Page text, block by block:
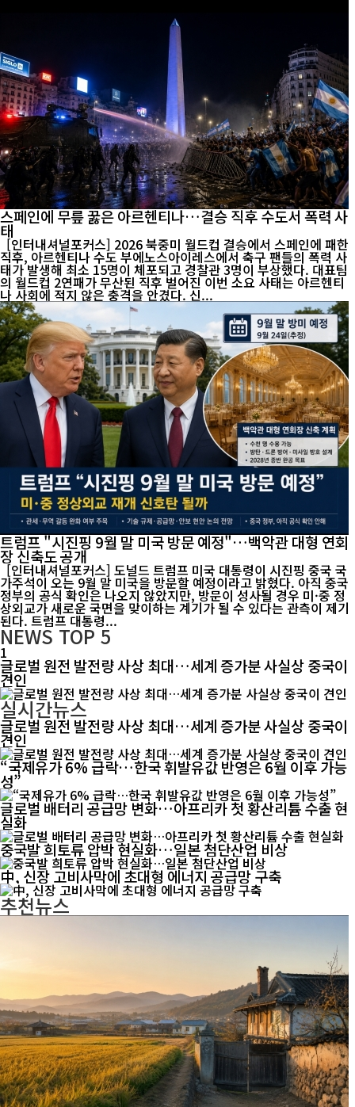
스페인에 무릎 꿇은 아르헨티나…결승 직후 수도서 폭력 사
태
[인터내셔널포커스] 2026 북중미 월드컵 결승에서 스페인에 패한
직후, 아르헨티나 수도 부에노스아이레스에서 축구 팬들의 폭력 사
태가 발생해 최소 15명이 체포되고 경찰관 3명이 부상했다. 대표팀
의 월드컵 2연패가 무산된 직후 벌어진 이번 소요 사태는 아르헨티
나 사회에 적지 않은 충격을 안겼다. 신...
트럼프 "시진핑 9월 말 미국 방문 예정"…백악관 대형 연회
장 신축도 공개
[인터내셔널포커스] 도널드 트럼프 미국 대통령이 시진핑 중국 국
가주석이 오는 9월 말 미국을 방문할 예정이라고 밝혔다. 아직 중국
정부의 공식 확인은 나오지 않았지만, 방문이 성사될 경우 미·중 정
상외교가 새로운 국면을 맞이하는 계기가 될 수 있다는 관측이 제기
된다. 트럼프 대통령...
NEWS TOP 5
1
글로벌 원전 발전량 사상 최대…세계 증가분 사실상 중국이
견인
실시간뉴스
글로벌 원전 발전량 사상 최대…세계 증가분 사실상 중국이
견인
“국제유가 6% 급락…한국 휘발유값 반영은 6월 이후 가능
성”
글로벌 배터리 공급망 변화…아프리카 첫 황산리튬 수출 현
실화
중국발 희토류 압박 현실화…일본 첨단산업 비상
中, 신장 고비사막에 초대형 에너지 공급망 구축
추천뉴스